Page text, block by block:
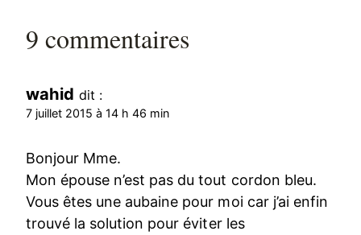
9 commentaires
wahid dit :
7 juillet 2015 à 14 h 46 min
Bonjour Mme.
Mon épouse n’est pas du tout cordon bleu.
Vous êtes une aubaine pour moi car j’ai enfin
trouvé la solution pour éviter les